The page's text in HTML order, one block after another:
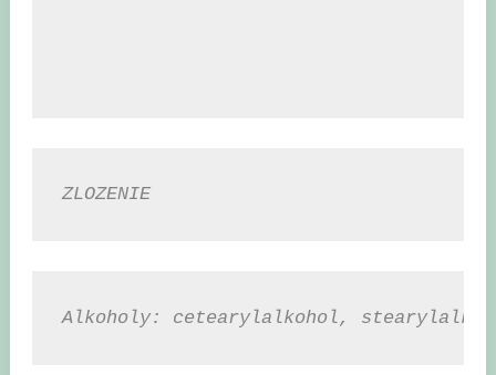
ZLOZENIE
Alkoholy: cetearylalkohol,